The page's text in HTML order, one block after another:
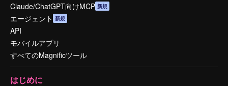
Claude/ChatGPT向けMCP 新規
エージェント 新規
API
モバイルアプリ
すべてのMagnificツール
はじめに